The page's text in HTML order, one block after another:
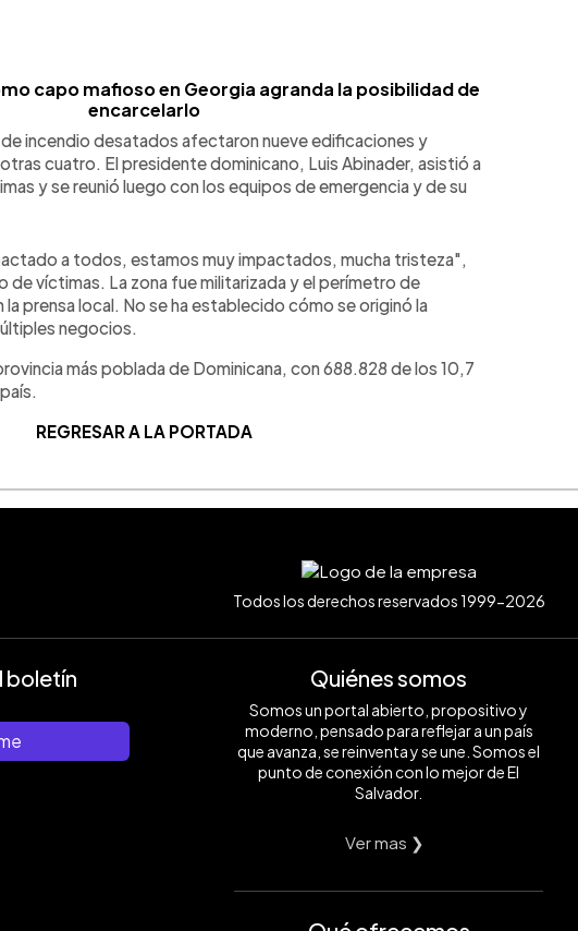
capo mafioso en Georgia agranda la posibilidad de
encarcelarlo
incendio desatados afectaron nueve edificaciones y
cuatro. El presidente dominicano, Luis Abinader, asistió a
y se reunió luego con los equipos de emergencia y de su
a todos, estamos muy impactados, mucha tristeza",
de víctimas. La zona fue militarizada y el perímetro de
prensa local. No se ha establecido cómo se originó la
negocios.
más poblada de Dominicana, con 688.828 de los 10,7
REGRESAR A LA PORTADA
Todos los derechos reservados 1999-2026
boletín Quiénes somos
Somos un portal abierto, propositivo y
moderno, pensado para reflejar a un país
que avanza, se reinventa y se une. Somos el
punto de conexión con lo mejor de El
Salvador.
Ver mas ❯